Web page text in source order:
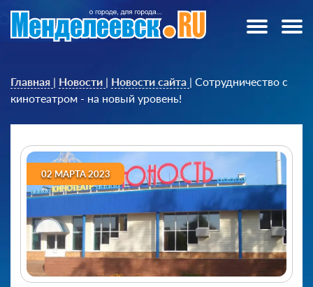
Главная | Новости | Новости сайта | Сотрудничество с
кинотеатром - на новый уровень!
02 МАРТА 2023